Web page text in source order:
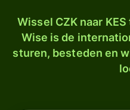
Wissel CZK naar
Wise is de
sturen, besteden en